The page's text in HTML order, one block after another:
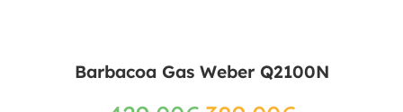
Barbacoa Gas Weber Q2100N